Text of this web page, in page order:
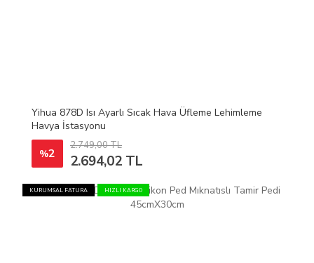
Yihua 878D Isı Ayarlı Sıcak Hava Üfleme Lehimleme
Havya İstasyonu
%2
2.749,00 TL
2.694,02 TL
KURUMSAL FATURA HIZLI KARGO